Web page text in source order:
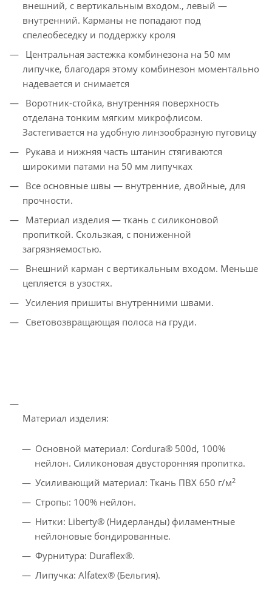
внешний, с вертикальным входом., левый —
внутренний. Карманы не попадают под
спелеобеседку и поддержку кроля
Центральная застежка комбинезона на 50 мм
липучке, благодаря этому комбинезон моментально
надевается и снимается
Воротник-стойка, внутренняя поверхность
отделана тонким мягким микрофлисом.
Застегивается на удобную линзообразную пуговицу
Рукава и нижняя часть штанин стягиваются
широкими патами на 50 мм липучках
Все основные швы — внутренние, двойные, для
прочности.
Материал изделия — ткань с силиконовой
пропиткой. Скользкая, с пониженной
загрязняемостью.
Внешний карман с вертикальным входом. Меньше
цепляется в узостях.
Усиления пришиты внутренними швами.
Световозвращающая полоса на груди.
Материал изделия:
Основной материал: Cordura® 500d, 100%
нейлон. Силиконовая двусторонняя пропитка.
Усиливающий материал: Ткань ПВХ 650 г/м2
Стропы: 100% нейлон.
Нитки: Liberty® (Нидерланды) филаментные
нейлоновые бондированные.
Фурнитура: Duraflex®.
Липучка: Alfatex® (Бельгия).